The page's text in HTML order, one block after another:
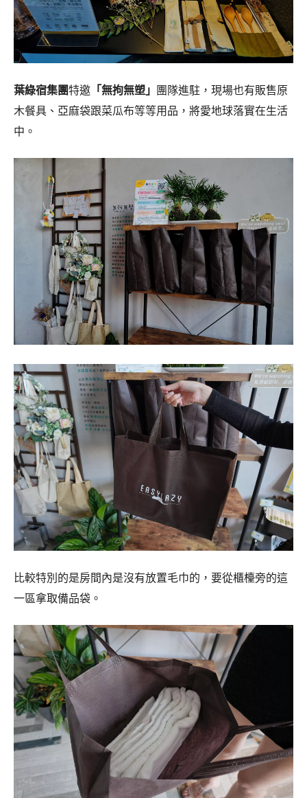
葉綠宿集團特邀 「無拘無塑」
團隊進駐，現場也有販售原
木餐具、亞麻袋跟菜瓜布等等用品，將愛地球落實在生活
中。
比較特別的是房間內是沒有放置毛巾的，要從櫃檯旁的這
一區拿取備品袋。